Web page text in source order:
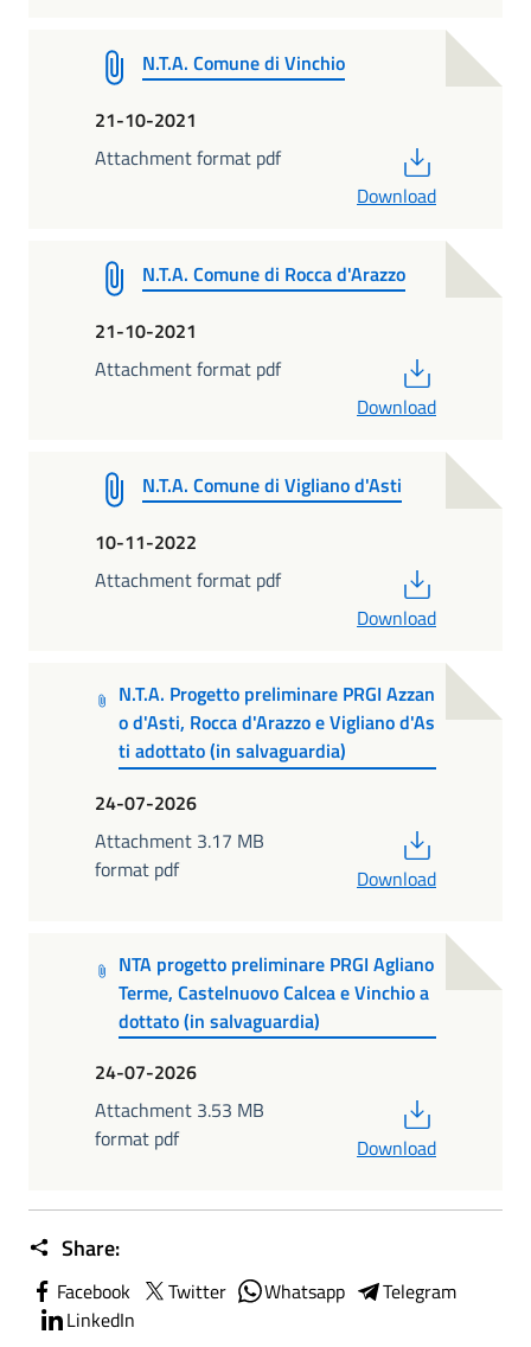
N.T.A. Comune di Vinchio
21-10-2021
Attachment format pdf
Download
N.T.A. Comune di Rocca d'Arazzo
21-10-2021
Attachment format pdf
Download
N.T.A. Comune di Vigliano d'Asti
10-11-2022
Attachment format pdf
Download
N.T.A. Progetto preliminare PRGI Azzan
o d'Asti, Rocca d'Arazzo e Vigliano d'As
ti adottato (in salvaguardia)
24-07-2026
Attachment 3.17 MB
format pdf
Download
NTA progetto preliminare PRGI Agliano
Terme, Castelnuovo Calcea e Vinchio a
dottato (in salvaguardia)
24-07-2026
Attachment 3.53 MB
format pdf
Download
Share:
Facebook Twitter Whatsapp
Telegram
LinkedIn